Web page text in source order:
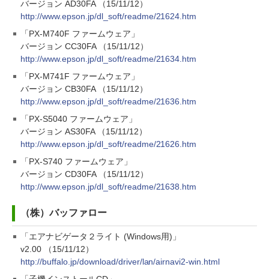
バージョン AD30FA （15/11/12）
http://www.epson.jp/dl_soft/readme/21624.htm
「PX-M740F ファームウェア」
バージョン CC30FA （15/11/12）
http://www.epson.jp/dl_soft/readme/21634.htm
「PX-M741F ファームウェア」
バージョン CB30FA （15/11/12）
http://www.epson.jp/dl_soft/readme/21636.htm
「PX-S5040 ファームウェア」
バージョン AS30FA （15/11/12）
http://www.epson.jp/dl_soft/readme/21626.htm
「PX-S740 ファームウェア」
バージョン CD30FA （15/11/12）
http://www.epson.jp/dl_soft/readme/21638.htm
（株）バッファロー
「エアナビゲータ２ライト (Windows用)」
v2.00 （15/11/12）
http://buffalo.jp/download/driver/lan/airnavi2-win.html